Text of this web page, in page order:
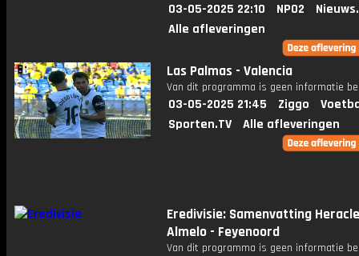
03-05-2025 22:10 NPO2
Alle afleveringen
Las Palmas - Valencia
Van dit programma is geen informatie
03-05-2025 21:45 Ziggo
Sporten.TV
Alle afleveringen
Eredivisie: Samenvatting
Almelo - Feyenoord
Van dit programma is geen informatie